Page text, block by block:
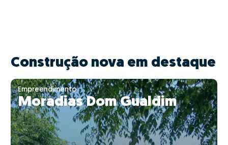
Construção nova em destaque
Empreendimento
Moradias Dom Gualdim